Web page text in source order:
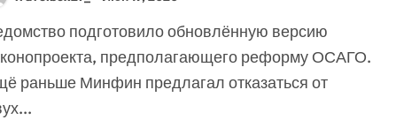
предполагающего реформу ОСАГО.
раньше Минфин предлагал отказаться от